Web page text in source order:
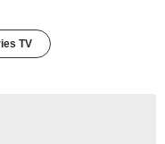
TV